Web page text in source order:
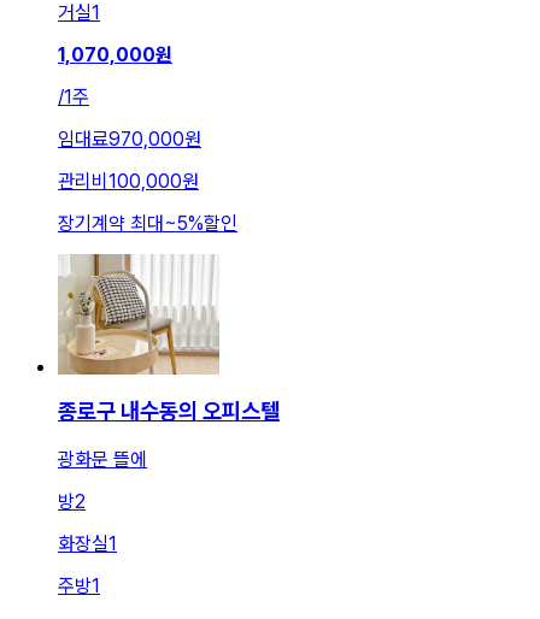
거실1
1,070,000원
/1주
임대료970,000원
관리비 100,000원
장기계약 최대 ~5%할인
종로구 내수동의 오피스텔
광화문 뜰에
방2
화장실1
주방1